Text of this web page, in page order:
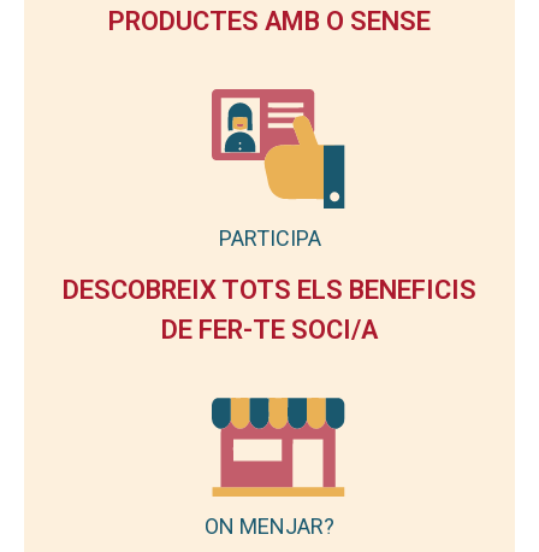
PRODUCTES AMB O SENSE
PARTICIPA
DESCOBREIX TOTS ELS BENEFICIS
DE FER-TE SOCI/A
ON MENJAR?